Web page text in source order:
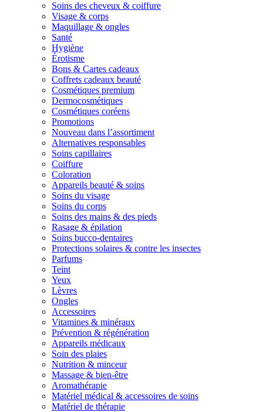
Soins des cheveux & coiffure
Visage & corps
Maquillage & ongles
Santé
Hygiène
Érotisme
Bons & Cartes cadeaux
Coffrets cadeaux beauté
Cosmétiques premium
Dermocosmétiques
Cosmétiques coréens
Promotions
Nouveau dans l’assortiment
Alternatives responsables
Soins capillaires
Coiffure
Coloration
Appareils beauté & soins
Soins du visage
Soins du corps
Soins des mains & des pieds
Rasage & épilation
Soins bucco-dentaires
Protections solaires & contre les insectes
Parfums
Teint
Yeux
Lèvres
Ongles
Accessoires
Vitamines & minéraux
Prévention & régénération
Appareils médicaux
Soin des plaies
Nutrition & minceur
Massage & bien-être
Aromathérapie
Matériel médical & accessoires de soins
Matériel de thérapie